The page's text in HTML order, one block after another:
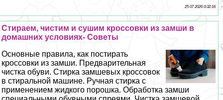
25 07 2026 0:32:16
Стираем, чистим и сушим кроссовки из замши в
домашних условиях- Советы
Основные правила, как постирать
кроссовки из замши. Предварительная
чистка обуви. Стирка замшевых кроссовок
в стиральной машине. Ручная стирка с
применением жидкого порошка. Обработка замши